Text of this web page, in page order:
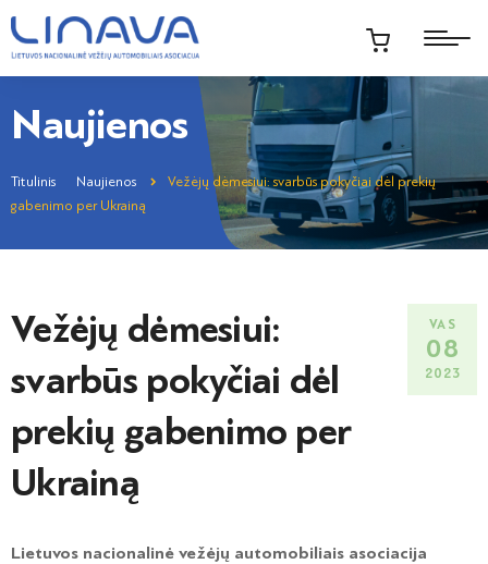
Naujienos
Titulinis Naujienos
Vežėjų dėmesiui: svarbūs pokyčiai dėl prekių
gabenimo per Ukrainą
Vežėjų dėmesiui:
svarbūs pokyčiai dėl
prekių gabenimo per
Ukrainą
VAS
08
2023
Lietuvos nacionalinė vežėjų automobiliais asociacija